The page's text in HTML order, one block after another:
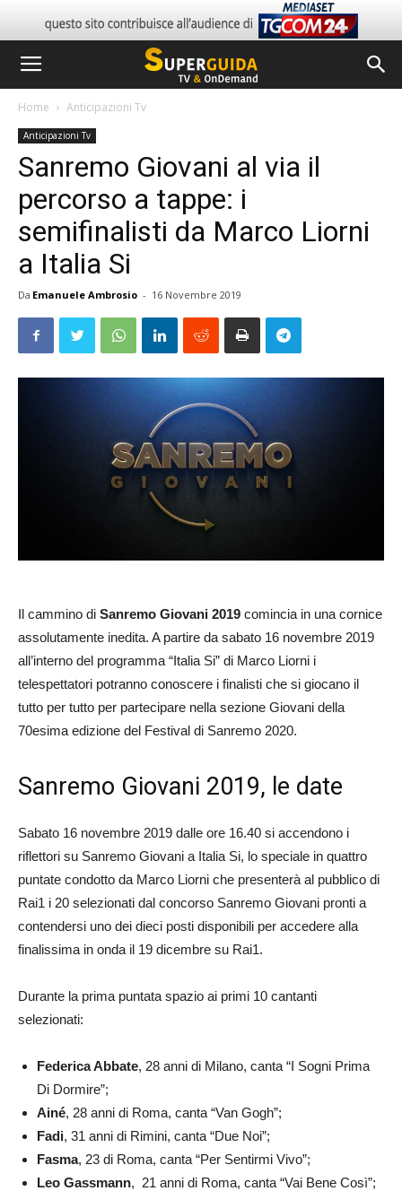
Home Anticipazioni Tv
Anticipazioni Tv
Sanremo Giovani al via il
percorso a tappe: i
semifinalisti da Marco Liorni
a Italia Si
Da Emanuele Ambrosio - 16 Novembre 2019
Il cammino di Sanremo Giovani 2019 comincia in una cornice
assolutamente inedita. A partire da sabato 16 novembre 2019
all’interno del programma “Italia Si” di Marco Liorni i
telespettatori potranno conoscere i finalisti che si giocano il
tutto per tutto per partecipare nella sezione Giovani della
70esima edizione del Festival di Sanremo 2020.
Sanremo Giovani 2019, le date
Sabato 16 novembre 2019 dalle ore 16.40 si accendono i
riflettori su Sanremo Giovani a Italia Si, lo speciale in quattro
puntate condotto da Marco Liorni che presenterà al pubblico di
Rai1 i 20 selezionati dal concorso Sanremo Giovani pronti a
contendersi uno dei dieci posti disponibili per accedere alla
finalissima in onda il 19 dicembre su Rai1.
Durante la prima puntata spazio ai primi 10 cantanti
selezionati:
Federica Abbate, 28 anni di Milano, canta “I Sogni Prima
Di Dormire”;
Ainé, 28 anni di Roma, canta “Van Gogh”;
Fadi, 31 anni di Rimini, canta “Due Noi”;
Fasma, 23 di Roma, canta “Per Sentirmi Vivo”;
Leo Gassmann, 21 anni di Roma, canta “Vai Bene Così”;